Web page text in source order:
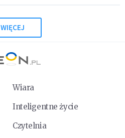
WIĘCEJ
Wiara
Inteligentne życie
Czytelnia